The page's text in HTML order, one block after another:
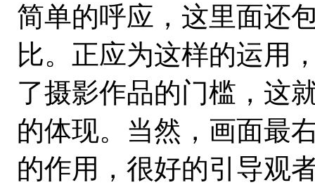
简单的呼应，这里面还
比。正应为这样的运用
了摄影作品的门槛，这
的体现。当然，画面最
的作用，很好的引导观